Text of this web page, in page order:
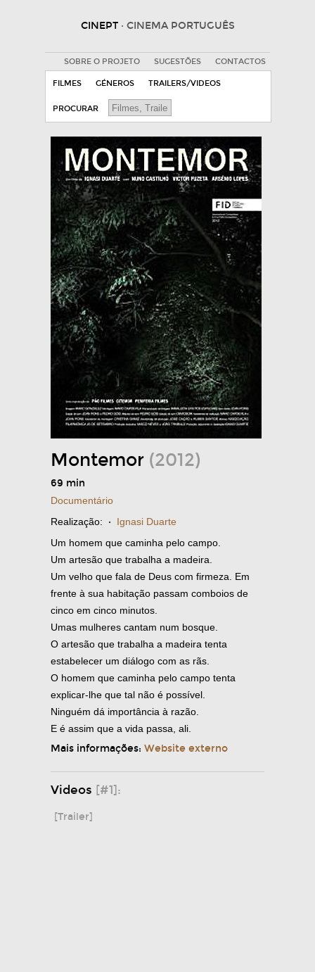
CINEPT · CINEMA PORTUGUÊS
SOBRE O PROJETO SUGESTÕES CONTACTOS
FILMES GÉNEROS TRAILERS/VIDEOS
PROCURAR
Montemor (2012)
69 min
Documentário
Realização: · Ignasi Duarte
Um homem que caminha pelo campo.
Um artesão que trabalha a madeira.
Um velho que fala de Deus com firmeza. Em
frente à sua habitação passam comboios de
cinco em cinco minutos.
Umas mulheres cantam num bosque.
O artesão que trabalha a madeira tenta
estabelecer um diálogo com as rãs.
O homem que caminha pelo campo tenta
explicar-lhe que tal não é possível.
Ninguém dá importância à razão.
E é assim que a vida passa, ali.
Mais informações: Website externo
Videos [#1]:
[Trailer]